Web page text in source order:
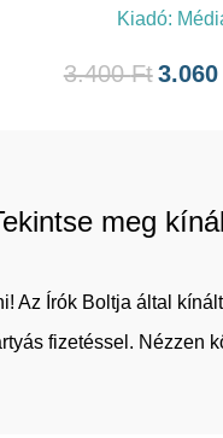
Kiadó:
3.400Ft3.060
meg
Az Írók Boltja által
fizetéssel. Nézzen